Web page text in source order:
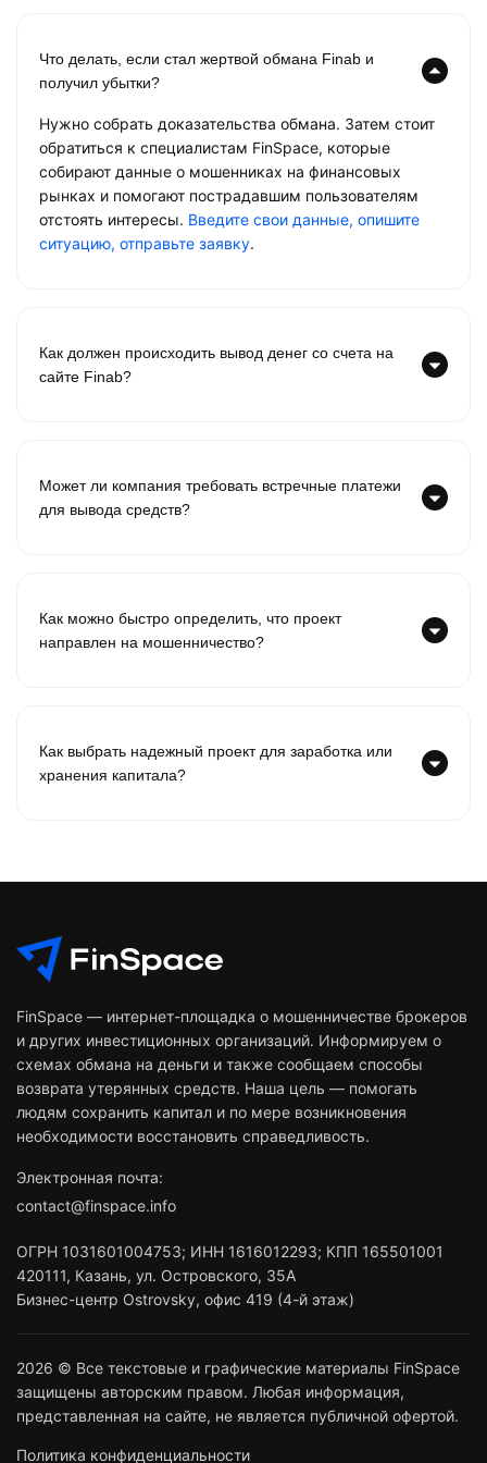
Что делать, если стал жертвой обмана Finab и
получил убытки?
Нужно собрать доказательства обмана. Затем стоит
обратиться к специалистам FinSpace, которые
собирают данные о мошенниках на финансовых
рынках и помогают пострадавшим пользователям
отстоять интересы. Введите свои данные, опишите
ситуацию, отправьте заявку.
Как должен происходить вывод денег со счета на
сайте Finab?
Может ли компания требовать встречные платежи
для вывода средств?
Как можно быстро определить, что проект
направлен на мошенничество?
Как выбрать надежный проект для заработка или
хранения капитала?
FinSpace — интернет-площадка о мошенничестве брокеров
и других инвестиционных организаций. Информируем о
схемах обмана на деньги и также сообщаем способы
возврата утерянных средств. Наша цель — помогать
людям сохранить капитал и по мере возникновения
необходимости восстановить справедливость.
Электронная почта:
contact@finspace.info
ОГРН 1031601004753; ИНН 1616012293; КПП 165501001
420111, Казань, ул. Островского, 35А
Бизнес-центр Ostrovsky, офис 419 (4-й этаж)
2026 © Все текстовые и графические материалы FinSpace
защищены авторским правом. Любая информация,
представленная на сайте, не является публичной офертой.
Политика конфиденциальности